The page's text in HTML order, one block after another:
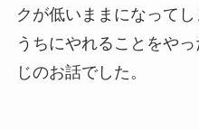
クが低いままになって
うちにやれることをや
じのお話でした。